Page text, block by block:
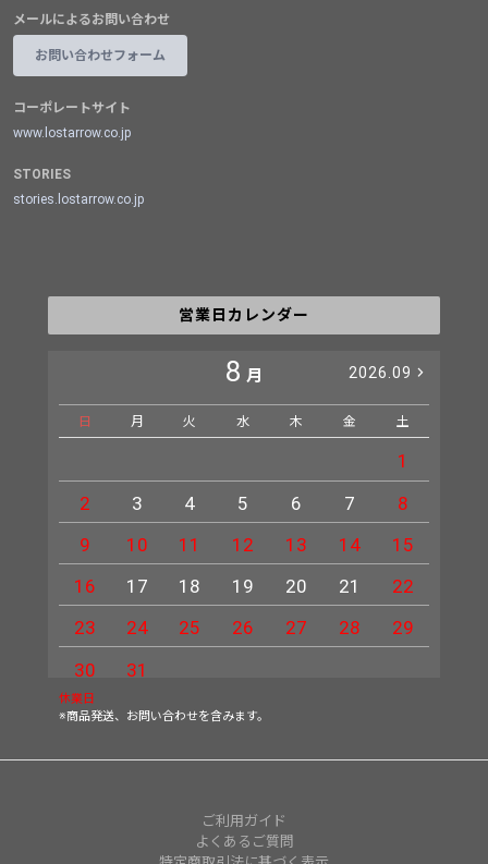
メールによるお問い合わせ
お問い合わせフォーム
コーポレートサイト
www.lostarrow.co.jp
STORIES
stories.lostarrow.co.jp
営業日カレンダー
8 月 2026.09
日 月 火 水 木 金 土
1
2
3 4 5 6 7
8
9
10 11 12 13 14
15
16
17 18 19 20 21
22
23
24 25 26 27 28
29
30
31
休業日
※商品発送、お問い合わせを含みます。
ご利用ガイド
よくあるご質問